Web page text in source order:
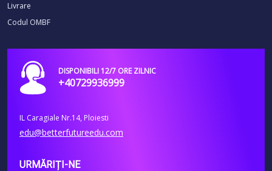
Livrare
Codul OMBF
DISPONIBILI 12/7 ORE ZILNIC
+40729936999
IL Caragiale Nr.14, Ploiesti
edu@betterfutureedu.com
URMĂRIȚI-NE